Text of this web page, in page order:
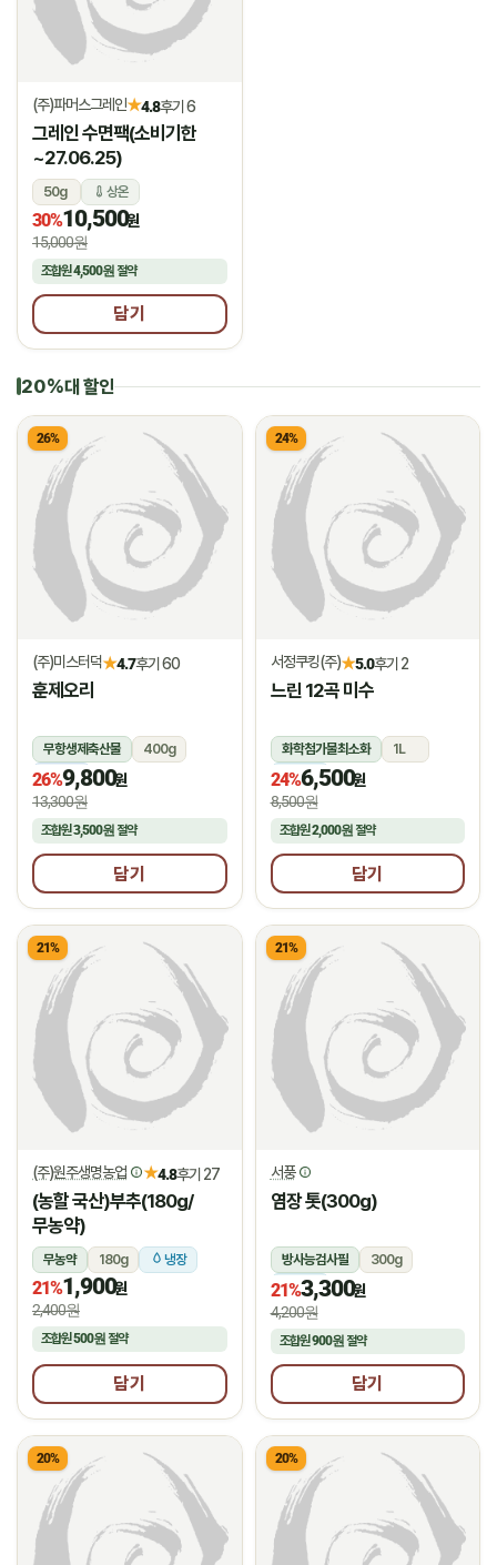
(주)파머스그레인★4.8후기 6
그레인 수면팩(소비기한
~27.06.25)
50g 상온
30%10,500원
15,000원
조합원4,500원 절약
담기
20%대 할인
26%
(주)미스터덕★4.7후기 60
훈제오리
무항생제축산물
400g
냉동
26%9,800원
13,300원
조합원3,500원 절약
담기
24%
서정쿠킹(주)★5.0후기 2
느린 12곡 미수
화학첨가물최소화
1L
냉장
24%6,500원
8,500원
조합원2,000원절약
담기
21%
(주)원주생명농업 ★4.8후기 27
(농할 국산)부추(180g/
무농약)
무농약 180g 냉장
21%1,900원
2,400원
조합원500원 절약
담기
21%
서풍
염장 톳(300g)
방사능검사필
300g
냉장
21%3,300원
4,200원
조합원900원절약
담기
20% 20%